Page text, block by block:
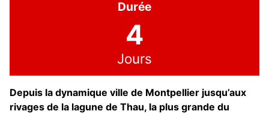
Durée
4
Jours
Depuis la dynamique ville de Montpellier jusqu’aux
rivages de la lagune de Thau, la plus grande du